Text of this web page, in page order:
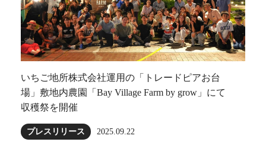
いちご地所株式会社運用の「トレードピアお台
場」敷地内農園「Bay Village Farm by grow」にて
収穫祭を開催
プレスリリース 2025.09.22